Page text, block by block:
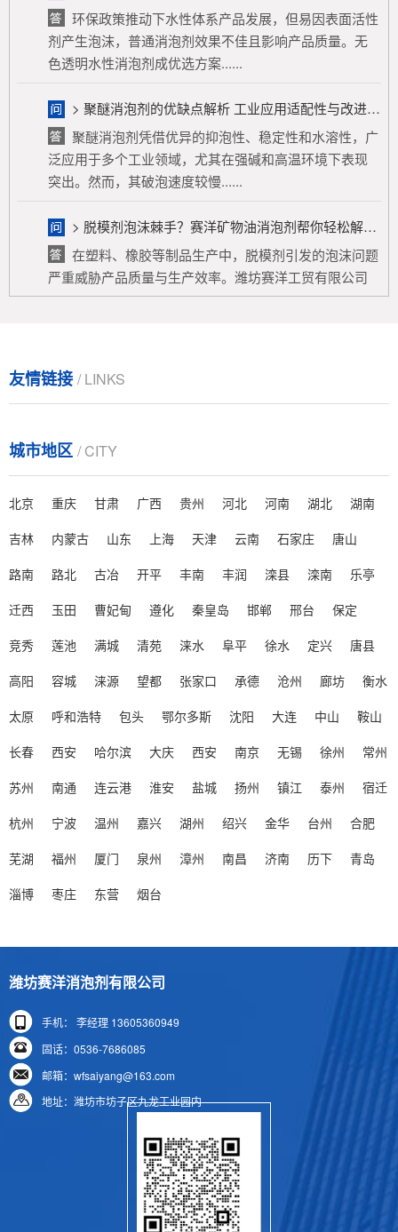
剂产生泡沫，普通消泡剂效果不佳且影响产品质量。无
色透明水性消泡剂成优选方案......
聚醚消泡剂凭借优异的抑泡性、稳定性和水溶性，广
泛应用于多个工业领域，尤其在强碱和高温环境下表现
突出。然而，其破泡速度较慢......
在塑料、橡胶等制品生产中，脱模剂引发的泡沫问题
严重威胁产品质量与生产效率。潍坊赛洋工贸有限公司
推出的矿物油消泡剂，通过快......
消泡剂凭借高效消泡、相容性好、环保安全等优势脱颖
而出，有应用案例佐证。选型......
农药使用中泡沫问题影响药效和环境，成因包括表面
降低、资源浪费、环境污染和......
> 在动液传动中液压油不可避免的存在起泡沫的问题该如何解决？
在动液传动中液压油不可避免的存在起泡沫的问题该
如何解决？...
> 潍坊赛洋介绍影响泡沫稳定性的主要因素
潍坊赛洋介绍影响泡沫稳定性的主要因素。实际存在
> 消泡剂分析烃链长度不同的脂肪酸皂临界胶束浓度及泡沫稳定性
常产生协同作用。研究比较多的，是十二 烷基硫酸钠 "
水 &qu......
> 废水消泡剂，快速消除生化池顽固泡沫，防止溢流与菌胶团破坏，提升污水处理效率与出水水质
废水消泡剂是污水处理关键辅料，能快速消除生化池
> 切削液生产泡沫泛滥？隐形杀手无需慌，消泡剂力挽狂澜轻松搞定
产品质量、生产进度与成本，成为“隐形杀手”。传统除泡
方式效果不佳，而专业切......
> 5 种核心消泡剂检测方法你了解多少？这里有部分答案……
剂产生泡沫，普通消泡剂效果不佳且影响产品质量。无
色透明水性消泡剂成优选方案......
> 聚醚消泡剂的优缺点解析 工业应用适配性与改进方向
友情链接 / LINKS
城市地区 / CITY
北京 重庆 甘肃 广西 贵州 河北 河南 湖北
湖南
吉林
内蒙古 山东 上海 天津 云南 石家庄
唐山
路南
路北 古冶 开平 丰南 丰润 滦县 滦南
乐亭
迁西
玉田 曹妃甸 遵化 秦皇岛 邯郸 邢台
保定
竞秀
莲池 满城 清苑 涞水 阜平 徐水 定兴
唐县
高阳
容城 涞源 望都 张家口 承德 沧州 廊坊
衡水
太原
呼和浩特 包头 鄂尔多斯 沈阳 大连 中山
鞍山
长春
西安 哈尔滨 大庆 西安 南京 无锡 徐州
常州
苏州
南通 连云港 淮安 盐城 扬州 镇江 泰州
宿迁
杭州
宁波 温州 嘉兴 湖州 绍兴 金华 台州
合肥
芜湖
福州 厦门 泉州 漳州 南昌 济南 历下
青岛
淄博
枣庄 东营 烟台
潍坊赛洋消泡剂有限公司
手机： 李经理 13605360949
固话：0536-7686085
邮箱：wfsaiyang@163.com
地址：潍坊市坊子区九龙工业园内